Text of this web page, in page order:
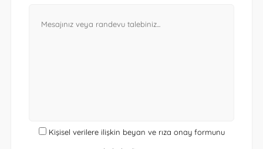
Kişisel verilere ilişkin beyan ve rıza onay formunu